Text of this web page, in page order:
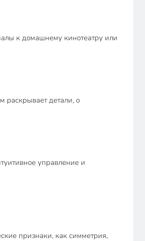
к домашнему кинотеатру или
раскрывает детали, о
управление и
признаки, как симметрия,